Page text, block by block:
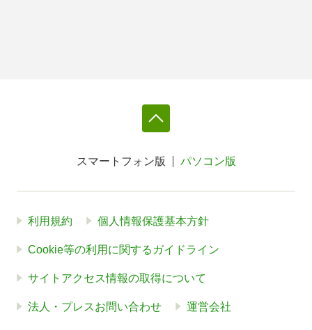
スマートフォン版 パソコン版
利用規約 個人情報保護基本方針
Cookie等の利用に関するガイドライン
サイトアクセス情報の取得について
法人・プレスお問い合わせ 運営会社